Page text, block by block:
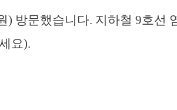
) 방문했습니다. 지하철 9호선
요).